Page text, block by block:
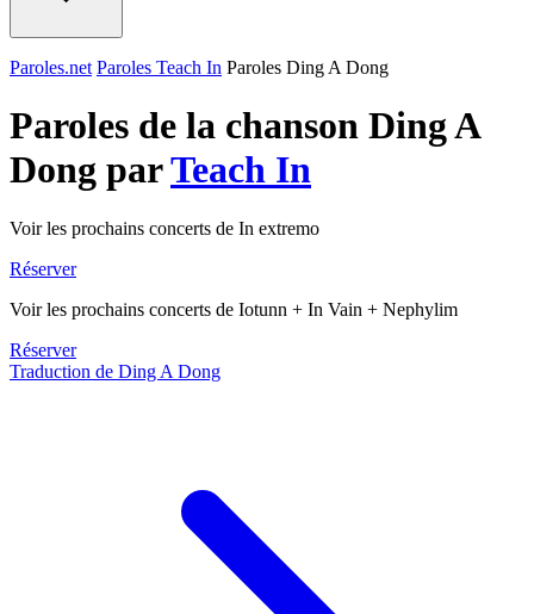
Paroles.net Paroles Teach In Paroles Ding A Dong
Paroles de la chanson Ding A
Dong parTeach In
Voir les prochains concerts de In extremo
Réserver
Voir les prochains concerts de Iotunn + In Vain + Nephylim
Réserver
Traduction de Ding A Dong